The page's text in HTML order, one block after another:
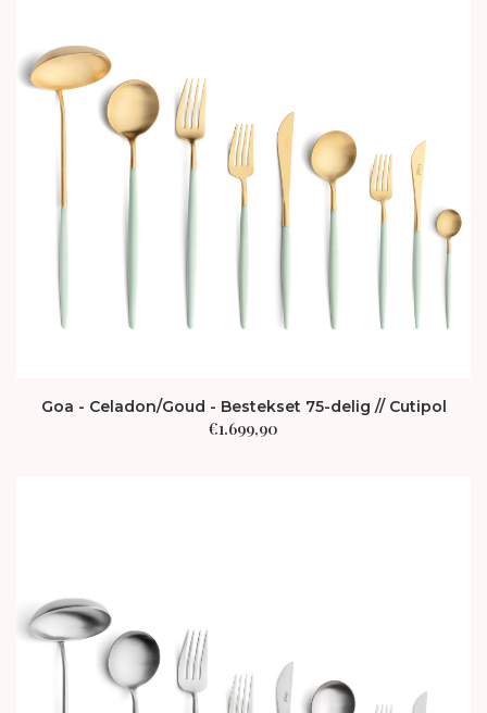
Goa - Celadon/Goud - Bestekset 75-delig // Cutipol
€1.699,90